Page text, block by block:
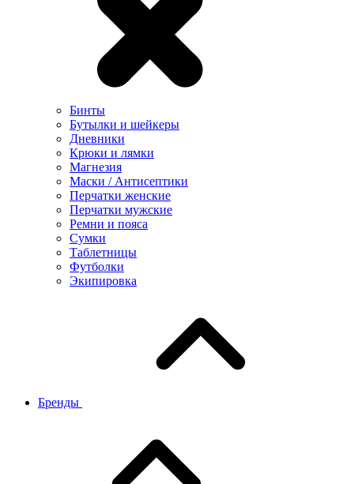
Бинты
Бутылки и шейкеры
Дневники
Крюки и лямки
Магнезия
Маски / Антисептики
Перчатки женские
Перчатки мужские
Ремни и пояса
Сумки
Таблетницы
Футболки
Экипировка
Бренды